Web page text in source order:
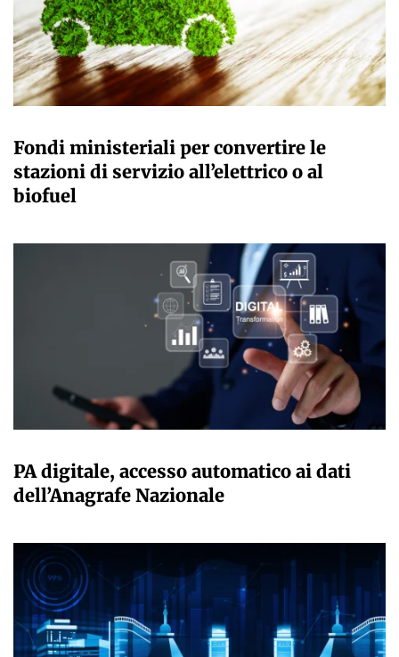
Fondi ministeriali per convertire le
stazioni di servizio all’elettrico o al
biofuel
PA digitale, accesso automatico ai dati
dell’Anagrafe Nazionale